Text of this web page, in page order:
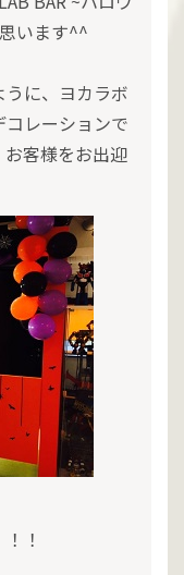
います^^
に、ヨカラボ
レーションで
客様をお出迎
！